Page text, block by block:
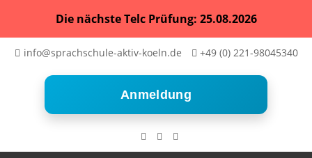
Die nächste Telc Prüfung: 25.08.2026
info@sprachschule-aktiv-koeln.de +49 (0) 221-98045340
Anmeldung